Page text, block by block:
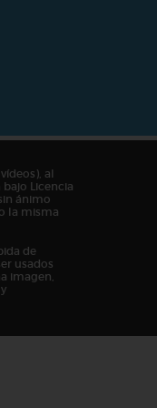
al
Licencia
ánimo
la misma
de
usados
imagen,